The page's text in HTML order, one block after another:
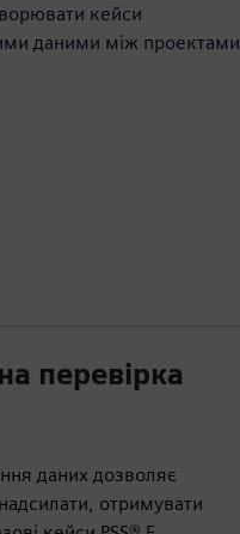
кейси
даними між проектами
перевірка
даних дозволяє
отримувати